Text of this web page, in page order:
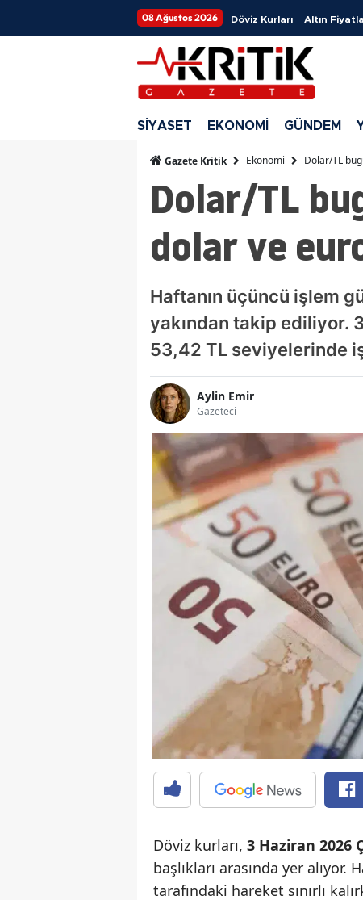
08 Ağustos 2026 Döviz Kurları Altın
SİYASET EKONOMİ GÜNDEM
Gazete Kritik Ekonomi Dolar/TL
Dolar/TL
dolar ve
Haftanın üçüncü işlem
yakından takip ediliyor.
53,42 TL seviyelerinde
Aylin Emir
Gazeteci
Döviz kurları, 3 Haziran 2026
başlıkları arasında yer
tarafındaki hareket sınırlı